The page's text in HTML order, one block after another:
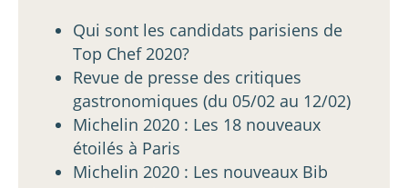
Qui sont les candidats parisiens de
Top Chef 2020?
Revue de presse des critiques
gastronomiques (du 05/02 au 12/02)
Michelin 2020 : Les 18 nouveaux
étoilés à Paris
Michelin 2020 : Les nouveaux Bib